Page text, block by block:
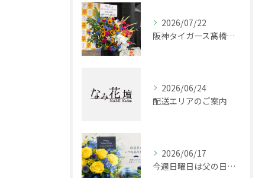
2026/07/22
阪神タイガース髙橋遥人選手からのご注文
2026/06/24
配送エリアのご案内
2026/06/17
今週日曜日は父の日です！感謝の気持ちをお花に込めて